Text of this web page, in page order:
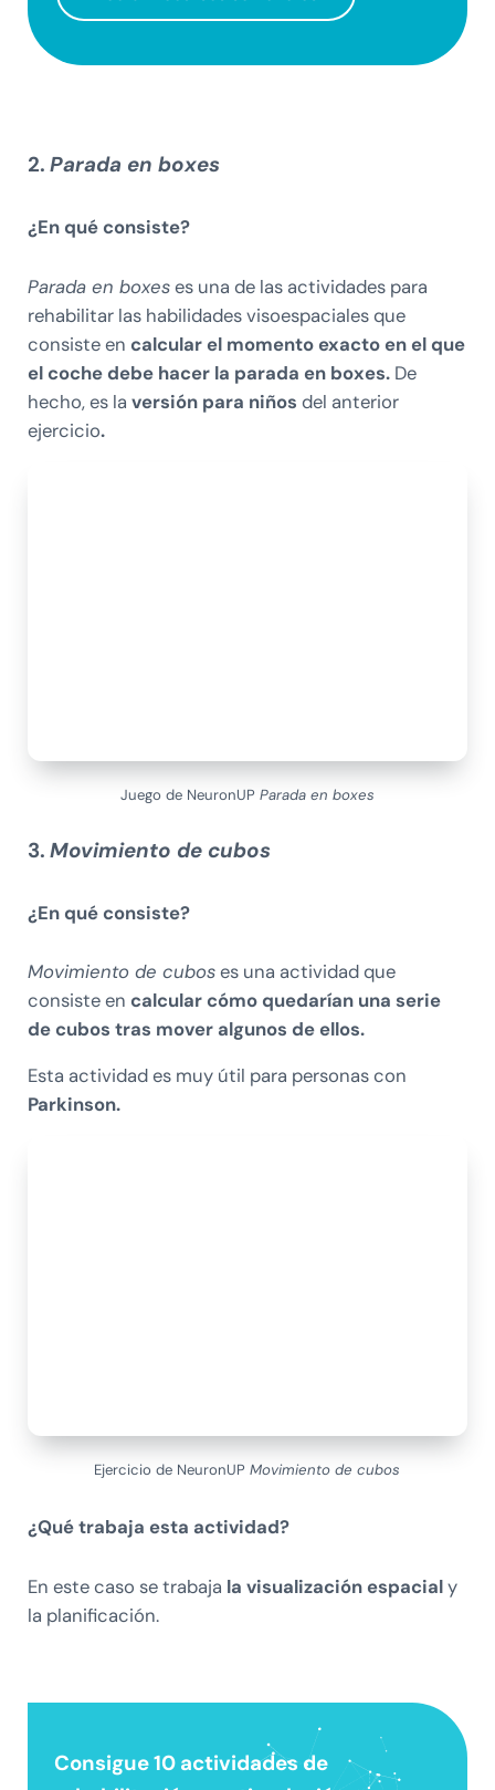
2. Parada en boxes
¿En qué consiste?
Parada en boxeses una de las actividades para
rehabilitar las habilidades visoespaciales que
consiste en calcular el momento exacto en el que
el coche debe hacer la parada en boxes.De
hecho, es la versión para niños del anterior
ejercicio.
Juego de NeuronUP Parada en boxes
3. Movimiento de cubos
¿En qué consiste?
Movimiento de cuboses una actividad que
consiste en calcular cómo quedarían una serie
de cubos tras mover algunos de ellos.
Esta actividad es muy útil para personas con
Parkinson.
Ejercicio de NeuronUPMovimiento de cubos
¿Qué trabaja esta actividad?
En este caso se trabaja la visualización espacialy
la planificación.
Consigue 10 actividades de